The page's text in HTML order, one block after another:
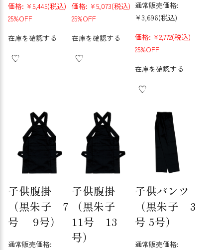
価格: ¥5,445(税込)
25%OFF
在庫を確認する
価格: ¥5,073(税込)
25%OFF
在庫を確認する
通常販売価格:
¥3,696(税込)
価格: ¥2,772(税込)
25%OFF
在庫を確認する
子供腹掛
（黒朱子 7
号 9号）
通常販売価格:
子供腹掛
（黒朱子
11号 13
号）
子供パンツ
（黒朱子 3
号 5号）
通常販売価格: